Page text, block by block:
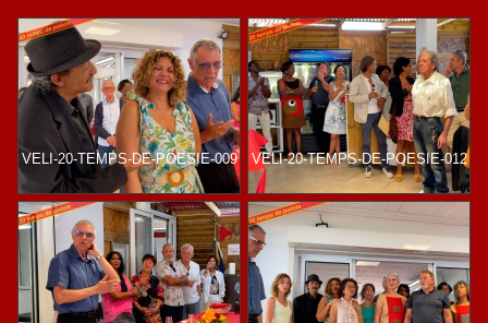
VELI-20-TEMPS-DE-POESIE-009 VELI-20-TEMPS-DE-POESIE-012